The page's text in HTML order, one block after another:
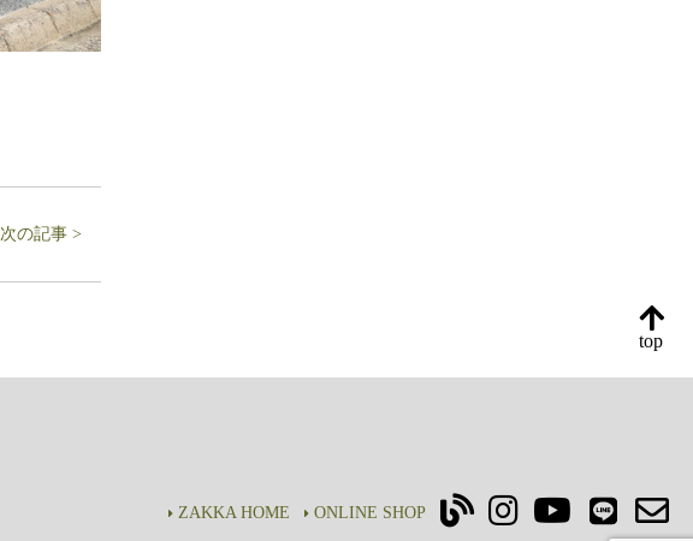
次の記事 >
top
ZAKKA HOME ONLINE SHOP